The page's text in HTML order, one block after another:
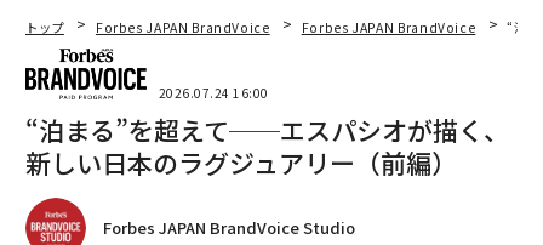
タグ： 環境問題 事故 自然 気象/気象現象
advertisement
トップ Forbes JAPAN BrandVoice Forbes JAPAN BrandVoice “泊
2026.07.24 16:00
“泊まる”を超えて──エスパシオが描く、
新しい日本のラグジュアリー（前編）
Forbes JAPAN BrandVoice Studio